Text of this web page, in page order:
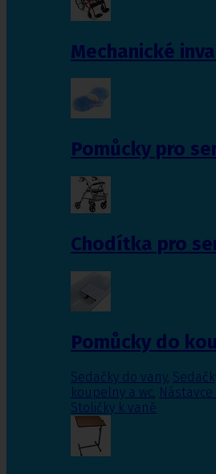
Mechanické
Pomůcky pro
Chodítka pro
Pomůcky do
Sedačky do vany,
koupelny a wc,
Stoličky k vaně